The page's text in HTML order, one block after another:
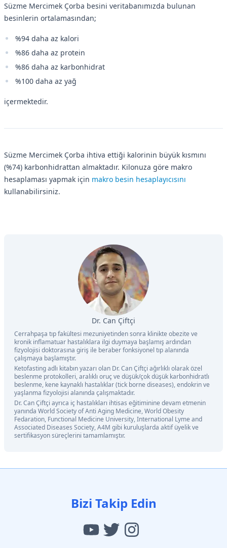
Süzme Mercimek Çorba besini veritabanımızda bulunan
besinlerin ortalamasından;
%94 daha az kalori
%86 daha az protein
%86 daha az karbonhidrat
%100 daha az yağ
içermektedir.
Süzme Mercimek Çorba ihtiva ettiği kalorinin büyük kısmını
(%74) karbonhidrattan almaktadır. Kilonuza göre makro
hesaplaması yapmak için makro besin hesaplayıcısını
kullanabilirsiniz.
Dr. Can Çiftçi
Cerrahpaşa tıp fakültesi mezuniyetinden sonra klinikte obezite ve
kronik inflamatuar hastalıklara ilgi duymaya başlamış ardından
fizyolojisi doktorasına giriş ile beraber fonksiyonel tıp alanında
çalışmaya başlamıştır.
Ketofasting adlı kitabın yazarı olan Dr. Can Çiftçi ağırlıklı olarak özel
beslenme protokolleri, aralıklı oruç ve düşük/çok düşük karbonhidratlı
beslenme, kene kaynaklı hastalıklar (tick borne diseases), endokrin ve
yaşlanma fizyolojisi alanında çalışmaktadır.
Dr. Can Çiftçi ayrıca iç hastalıkları ihtisas eğitiminine devam etmenin
yanında World Society of Anti Aging Medicine, World Obesity
Fedaration, Functional Medicine University, International Lyme and
Associated Diseases Society, A4M gibi kuruluşlarda aktif üyelik ve
sertifikasyon süreçlerini tamamlamıştır.
Bizi Takip Edin